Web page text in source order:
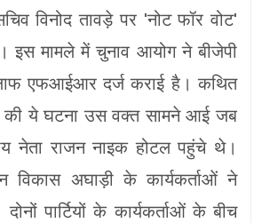
विनोद तावड़े पर 'नोट फॉर वोट'
इस मामले में चुनाव आयोग ने बीजेपी
एफआईआर दर्ज कराई है। कथित
की ये घटना उस वक्त सामने आई जब
नेता राजन नाइक होटल पहुंचे थे।
विकास अघाड़ी के कार्यकर्ताओं ने
पार्टियों के कार्यकर्ताओं के बीच